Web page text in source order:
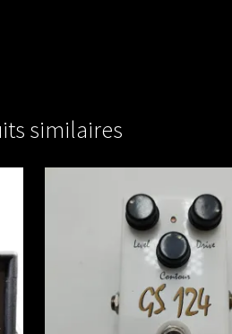
similaires